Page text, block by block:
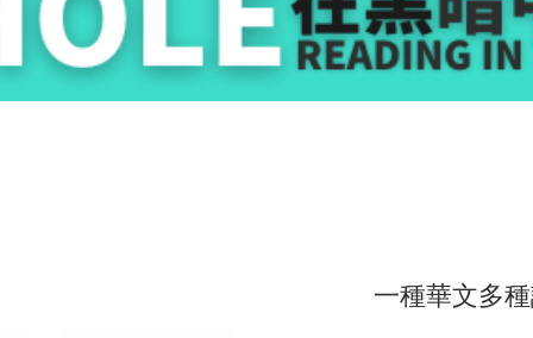
一種華文多